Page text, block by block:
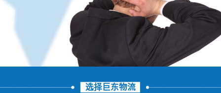
选择巨东物流